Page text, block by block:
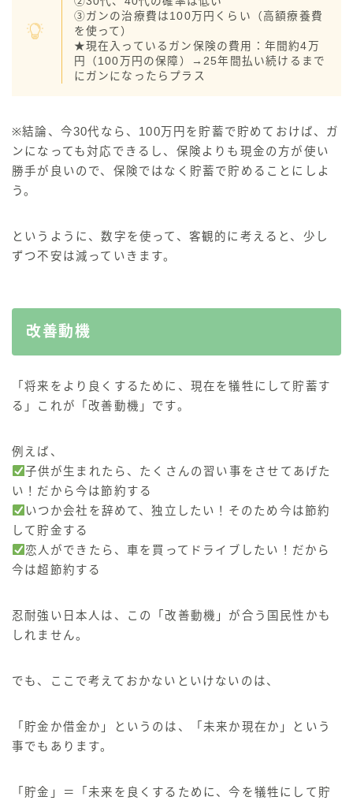
③ガンの治療費は100万円くらい（高額療養費
を使って）
★現在入っているガン保険の費用：年間約4万
円（100万円の保障）→25年間払い続けるまで
にガンになったらプラス
※結論、今30代なら、100万円を貯蓄で貯めておけば、ガ
ンになっても対応できるし、保険よりも現金の方が使い
勝手が良いので、保険ではなく貯蓄で貯めることにしよ
う。
というように、数字を使って、客観的に考えると、少し
ずつ不安は減っていきます。
改善動機
「将来をより良くするために、現在を犠牲にして貯蓄す
る」 これが「改善動機」です。
例えば、
子供が生まれたら、たくさんの習い事をさせてあげた
い！だから今は節約する
いつか会社を辞めて、独立したい！そのため今は節約
して貯金する
恋人ができたら、車を買ってドライブしたい！だから
今は超節約する
忍耐強い日本人は、この「改善動機」が合う国民性かも
しれません。
でも、ここで考えておかないといけないのは、
「貯金か借金か」というのは、「未来か現在か」という
事でもあります。
「貯金」＝「未来を良くするために、今を犠牲にして貯